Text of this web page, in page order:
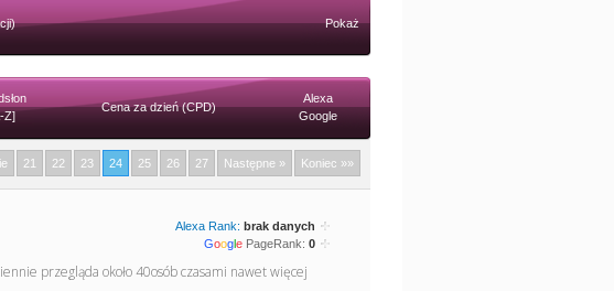
Pokaż
Z]
Cena za dzień (CPD)
Alexa
Google
21 22 23 24 25 26 27 Następne » Koniec »»
Alexa Rank: brak danych
Google PageRank: 0
przegląda około 40osób czasami nawet więcej